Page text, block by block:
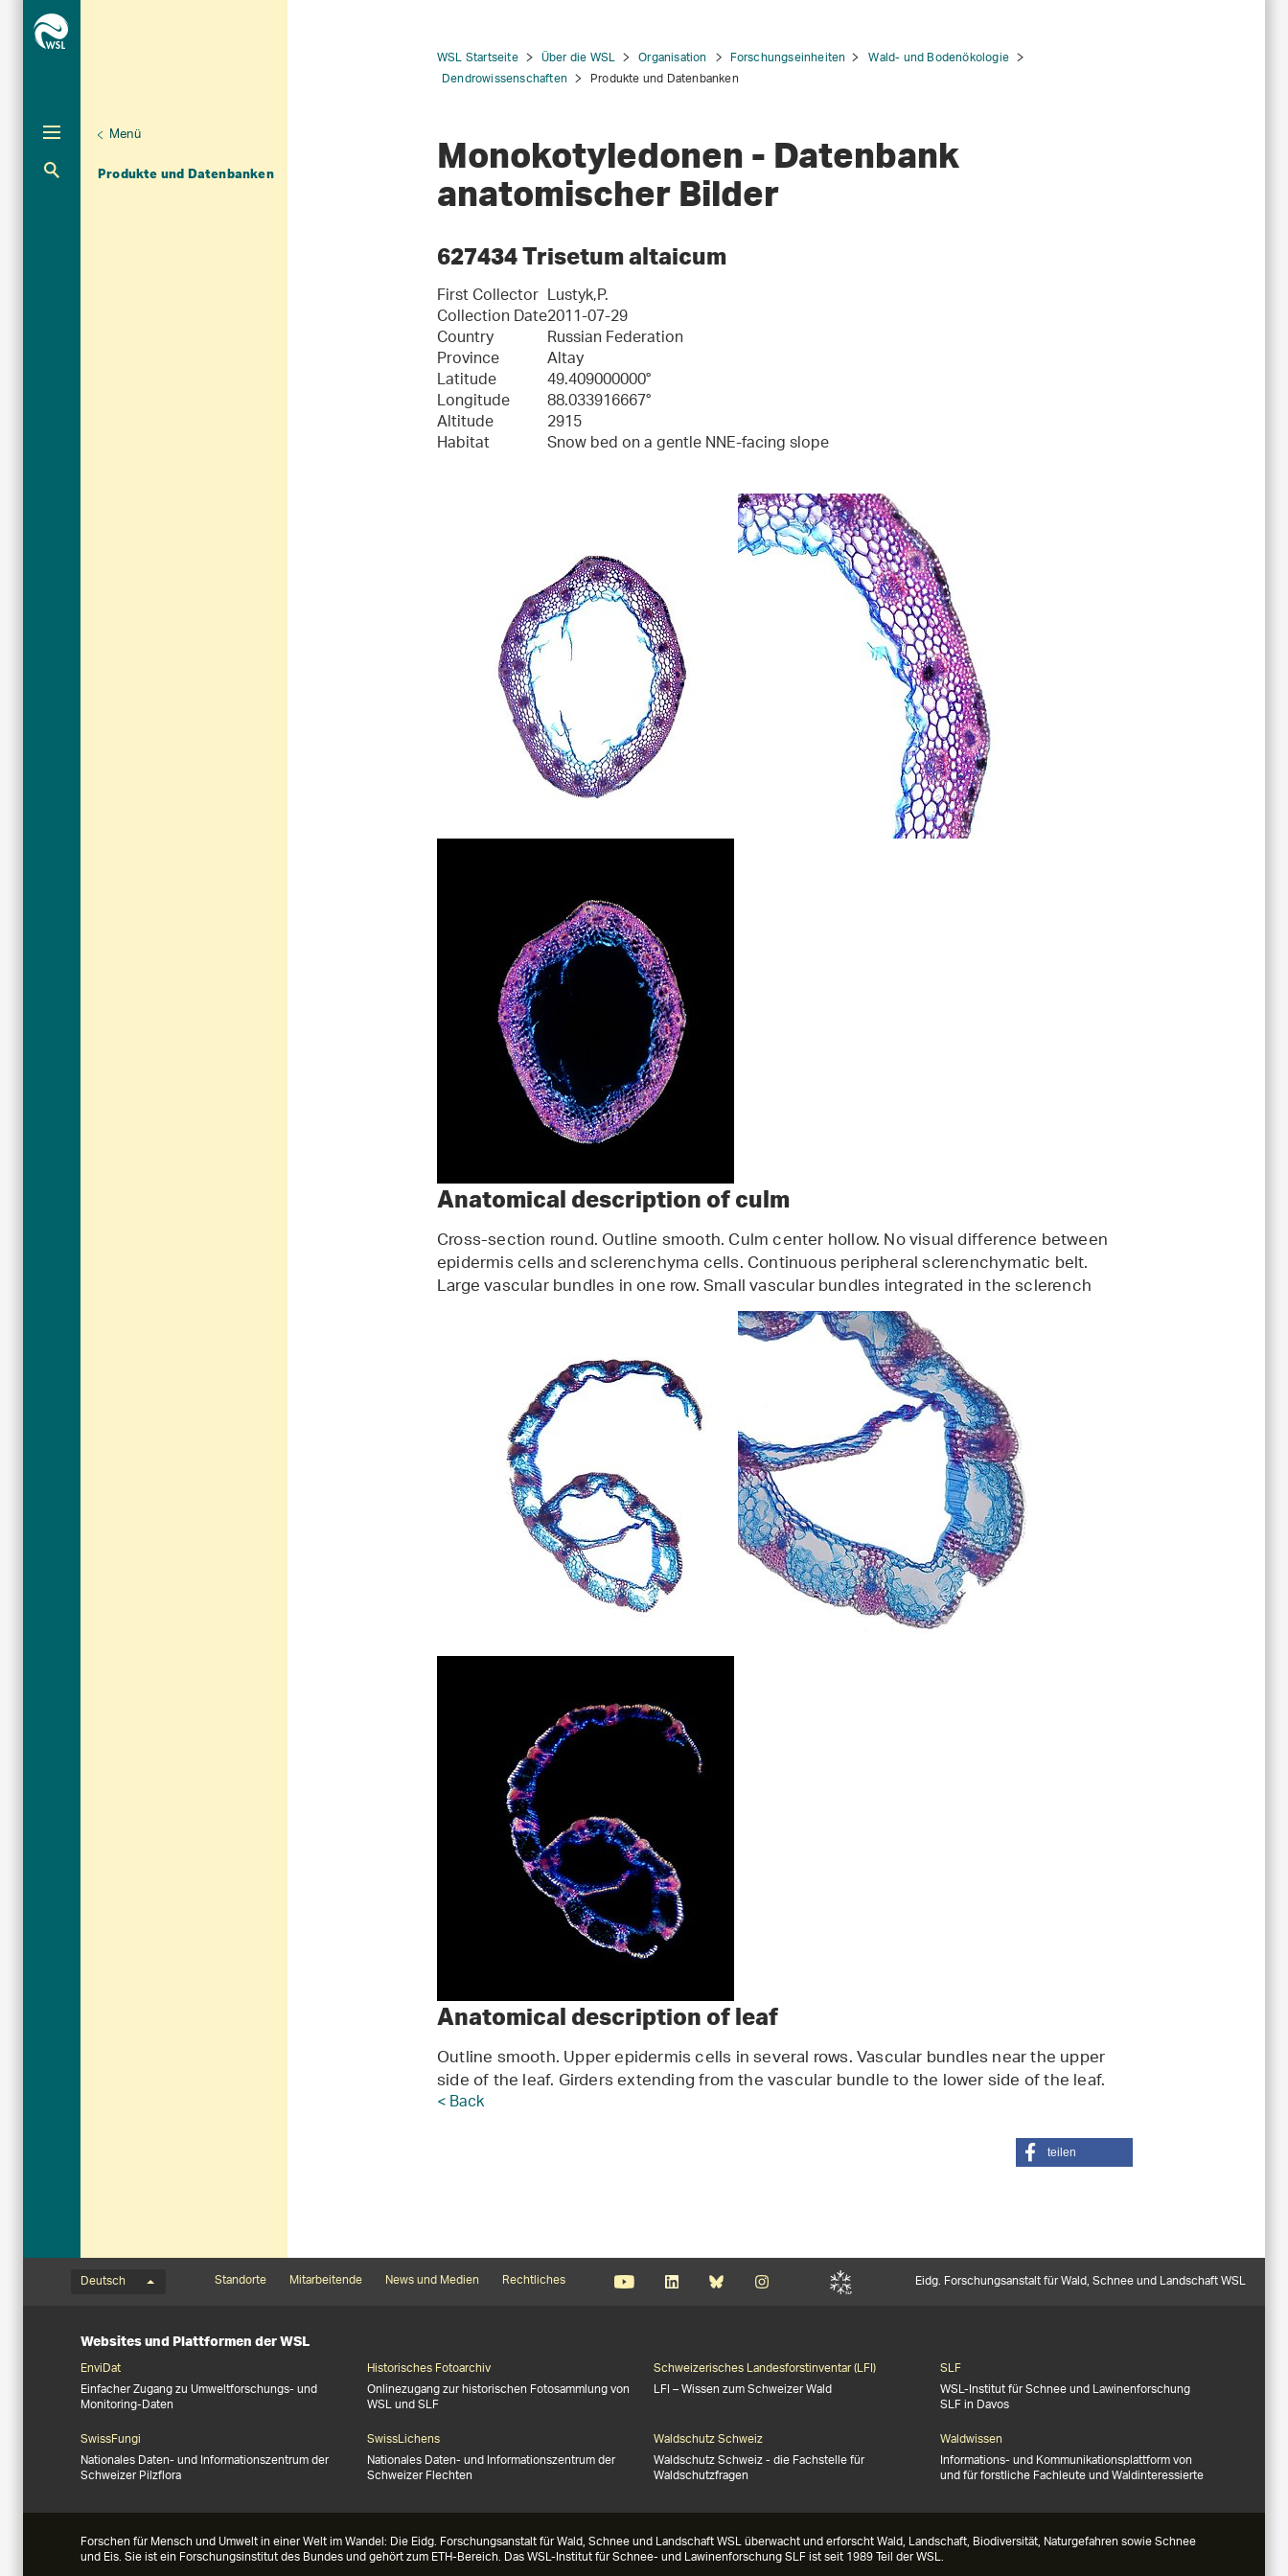
Dendrowissenschaften
Unternavigation
Menü
Produkte und Datenbanken
Aktuelle Navigation
WSL Startseite Über die WSL Organisation Forschungseinheiten
Wald- und Bodenökologie
Dendrowissenschaften
Produkte und Datenbanken
Monokotyledonen - Datenbank
anatomischer Bilder
627434 Trisetum altaicum
First Collector Lustyk,P.
Collection Date2011-07-29
Country Russian Federation
Province Altay
Latitude 49.409000000°
Longitude 88.033916667°
Altitude 2915
Habitat Snow bed on a gentle NNE-facing slope
Anatomical description of culm
Cross-section round. Outline smooth. Culm center hollow. No visual difference between
epidermis cells and sclerenchyma cells. Continuous peripheral sclerenchymatic belt.
Large vascular bundles in one row. Small vascular bundles integrated in the sclerench
Anatomical description of leaf
Outline smooth. Upper epidermis cells in several rows. Vascular bundles near the upper
side of the leaf. Girders extending from the vascular bundle to the lower side of the leaf.
< Back
teilen
Sprachmenü
Deutsch
Footernavigation
Standorte Mitarbeitende News und Medien Rechtliches Eidg. Forschungsanstalt für Wald, Schnee und Landschaft WSL
Websites und Plattformen der WSL
EnviDat
Einfacher Zugang zu Umweltforschungs- und
Monitoring-Daten
Historisches Fotoarchiv
Onlinezugang zur historischen Fotosammlung von
WSL und SLF
Schweizerisches Landesforstinventar (LFI)
LFI – Wissen zum Schweizer Wald
SLF
WSL-Institut für Schnee und Lawinenforschung
SLF in Davos
SwissFungi
Nationales Daten- und Informationszentrum der
Schweizer Pilzflora
SwissLichens
Nationales Daten- und Informationszentrum der
Schweizer Flechten
Waldschutz Schweiz
Waldschutz Schweiz - die Fachstelle für
Waldschutzfragen
Waldwissen
Informations- und Kommunikationsplattform von
und für forstliche Fachleute und Waldinteressierte
Forschen für Mensch und Umwelt in einer Welt im Wandel: Die Eidg. Forschungsanstalt für Wald, Schnee und Landschaft WSL überwacht und erforscht Wald, Landschaft, Biodiversität, Naturgefahren sowie Schnee
und Eis. Sie ist ein Forschungsinstitut des Bundes und gehört zum ETH-Bereich. Das WSL-Institut für Schnee- und Lawinenforschung SLF ist seit 1989 Teil der WSL.